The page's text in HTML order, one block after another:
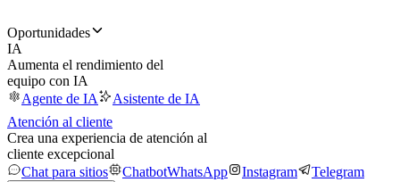
Oportunidades
IA
Aumenta el rendimiento del
equipo con IA
Agente de IA
Asistente de IA
Atención al cliente
Crea una experiencia de atención al
cliente excepcional
Chat para sitios
ChatbotWhatsApp Instagram Telegram